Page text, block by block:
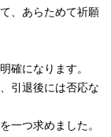
、あらためて祈願
確になります。
引退後には否応な
一つ求めました。